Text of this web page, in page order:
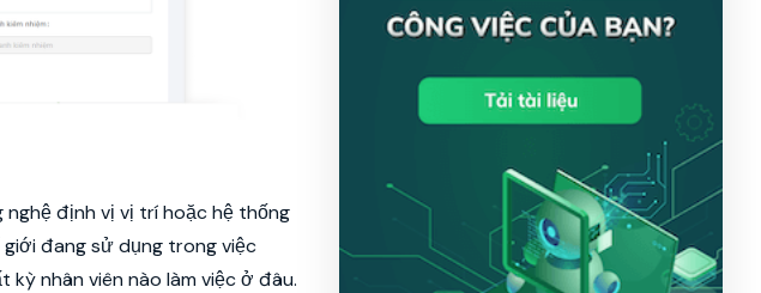
nghệ định vị vị trí hoặc hệ thống
đang sử dụng trong việc
nhân viên nào làm việc ở đâu.